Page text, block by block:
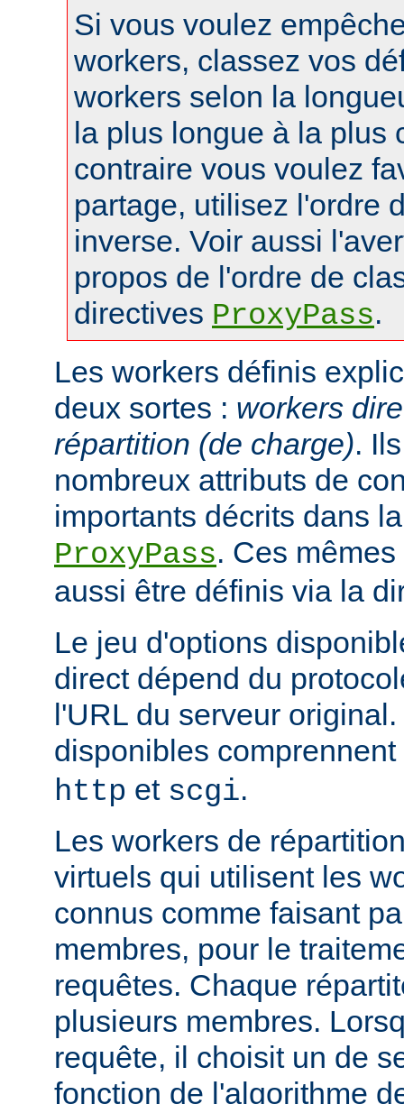
Si vous voulez
workers, classez vos
workers selon la
la plus longue à la plus
contraire vous voulez
partage, utilisez l'ordre
inverse. Voir aussi
propos de l'ordre de
directives ProxyPass.
Les workers définis
deux sortes : workers
répartition (de charge).
nombreux attributs de
importants décrits dans
ProxyPass. Ces
aussi être définis via la
Le jeu d'options
direct dépend du
l'URL du serveur
disponibles comprennent
http et scgi.
Les workers de
virtuels qui utilisent les
connus comme faisant
membres, pour le
requêtes. Chaque
plusieurs membres.
requête, il choisit un de
fonction de l'algorithme